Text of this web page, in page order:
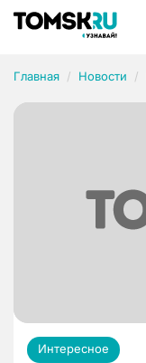
Главная Новости
Интересное